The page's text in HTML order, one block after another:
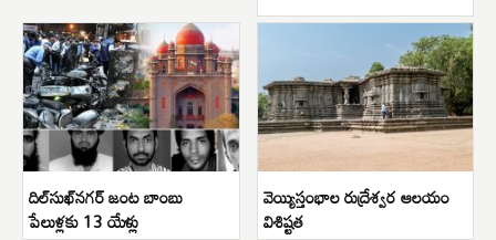
దిల్‌సుఖ్‌నగర్ జంట బాంబు
పేలుళ్లకు 13 యేళ్లు
వెయ్యిస్తంభాల రుద్రేశ్వర ఆలయం
విశిష్టత